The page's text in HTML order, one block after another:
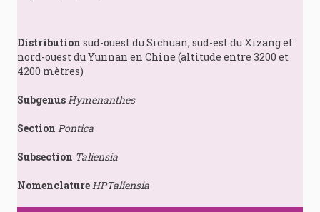
Distribution sud-ouest du Sichuan, sud-est du Xizang et
nord-ouest du Yunnan en Chine (altitude entre 3200 et
4200 mètres)
Subgenus Hymenanthes
Section Pontica
Subsection Taliensia
Nomenclature HPTaliensia